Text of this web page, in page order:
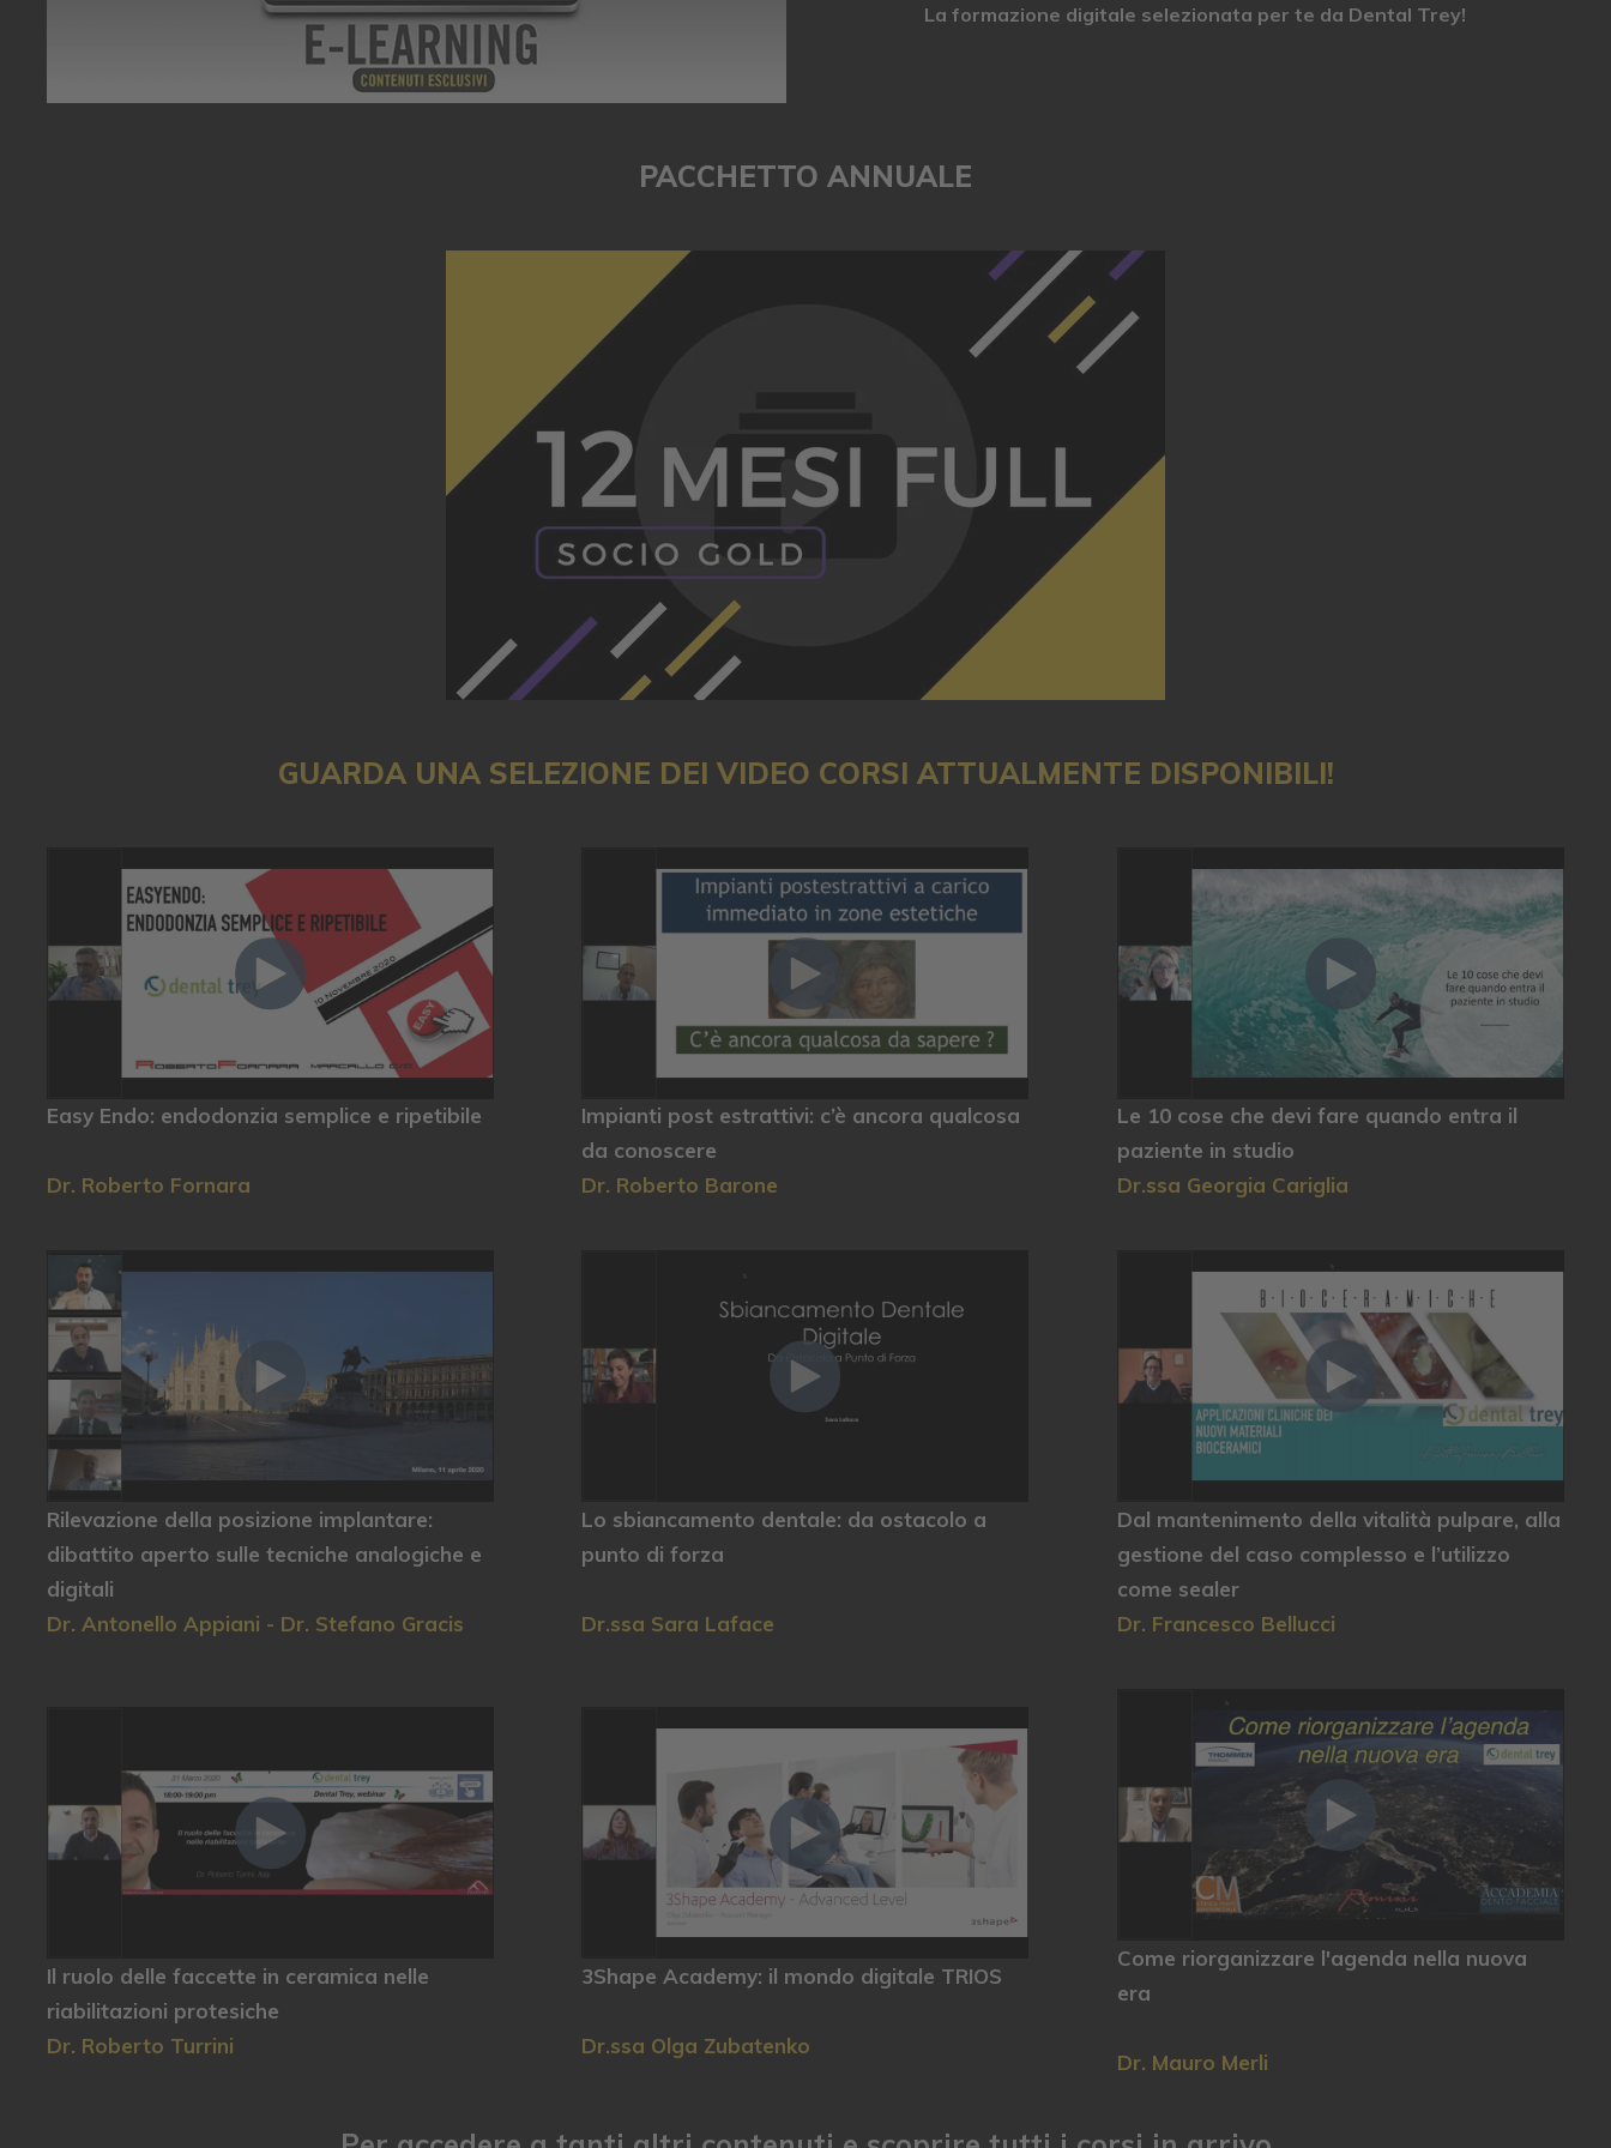
La formazione digitale selezionata per te da Dental Trey!
PACCHETTO ANNUALE
GUARDA UNA SELEZIONE DEI VIDEO CORSI ATTUALMENTE DISPONIBILI!
Easy Endo: endodonzia semplice e ripetibile
Dr. Roberto Fornara
Impianti post estrattivi: c’è ancora qualcosa
da conoscere
Dr. Roberto Barone
Le 10 cose che devi fare quando entra il
paziente in studio
Dr.ssa Georgia Cariglia
Rilevazione della posizione implantare:
dibattito aperto sulle tecniche analogiche e
digitali
Dr. Antonello Appiani - Dr. Stefano Gracis
Lo sbiancamento dentale: da ostacolo a
punto di forza
Dr.ssa Sara Laface
Dal mantenimento della vitalità pulpare, alla
gestione del caso complesso e l’utilizzo
come sealer
Dr. Francesco Bellucci
Il ruolo delle faccette in ceramica nelle
riabilitazioni protesiche
Dr. Roberto Turrini
3Shape Academy: il mondo digitale TRIOS
Dr.ssa Olga Zubatenko
Come riorganizzare l'agenda nella nuova
era
Dr. Mauro Merli